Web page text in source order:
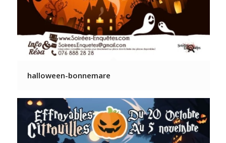
halloween-bonnemare